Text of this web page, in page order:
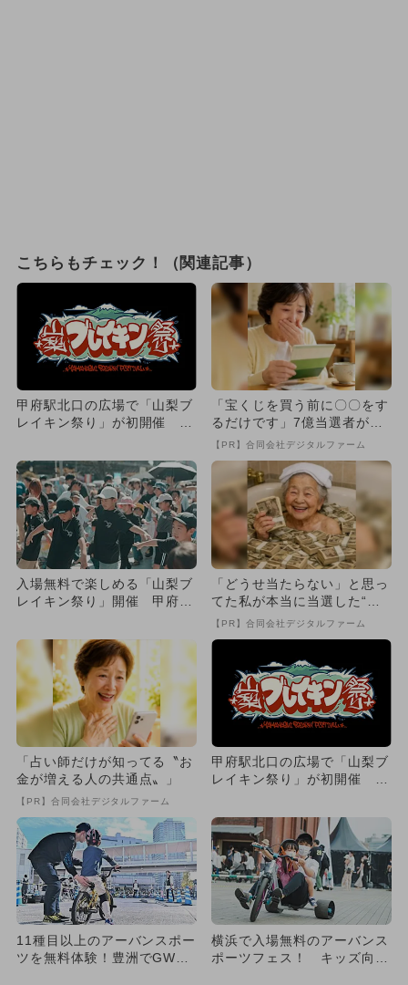
こちらもチェック！（関連記事）
甲府駅北口の広場で「山梨ブ
レイキン祭り」が初開催 無
数
「宝くじを買う前に〇〇をす
るだけです」7億当選者が続
出
【PR】合同会社デジタルファーム
入場無料で楽しめる「山梨ブ
レイキン祭り」開催 甲府駅
「どうせ当たらない」と思っ
てた私が本当に当選した“買
い方”がこれ
【PR】合同会社デジタルファーム
「占い師だけが知ってる〝お
金が増える人の共通点〟」
【PR】合同会社デジタルファーム
甲府駅北口の広場で「山梨ブ
レイキン祭り」が初開催 無
11種目以上のアーバンスポー
ツを無料体験！豊洲でGW特
横浜で入場無料のアーバンス
ポーツフェス！ キッズ向け